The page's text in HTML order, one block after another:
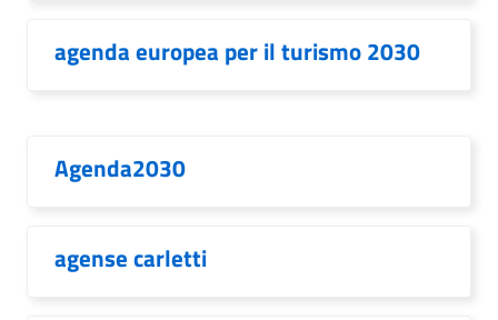
agenda europea per il turismo 2030
Agenda2030
agense carletti